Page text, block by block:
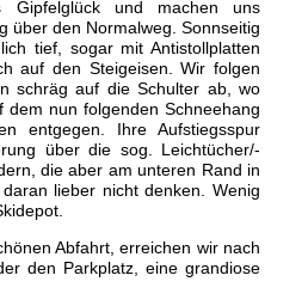
Gipfelglück und machen uns
über den Normalweg. Sonnseitig
tief, sogar mit Antistollplatten
auf den Steigeisen. Wir folgen
schräg auf die Schulter ab, wo
dem nun folgenden Schneehang
entgegen. Ihre Aufstiegsspur
über die sog. Leichtücher/-
die aber am unteren Rand in
lieber nicht denken. Wenig
Abfahrt, erreichen wir nach
den Parkplatz, eine grandiose